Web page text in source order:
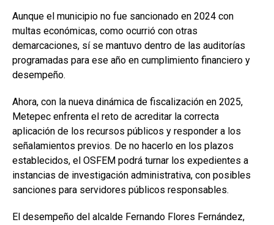
Aunque el municipio no fue sancionado en 2024 con
multas económicas, como ocurrió con otras
demarcaciones, sí se mantuvo dentro de las auditorías
programadas para ese año en cumplimiento financiero y
desempeño.
Ahora, con la nueva dinámica de fiscalización en 2025,
Metepec enfrenta el reto de acreditar la correcta
aplicación de los recursos públicos y responder a los
señalamientos previos. De no hacerlo en los plazos
establecidos, el OSFEM podrá turnar los expedientes a
instancias de investigación administrativa, con posibles
sanciones para servidores públicos responsables.
El desempeño del alcalde Fernando Flores Fernández,